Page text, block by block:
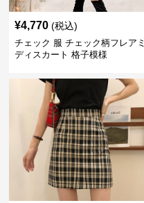
¥4,770 (税込)
チェック 服 チェック柄フレアミ
ディスカート 格子模様